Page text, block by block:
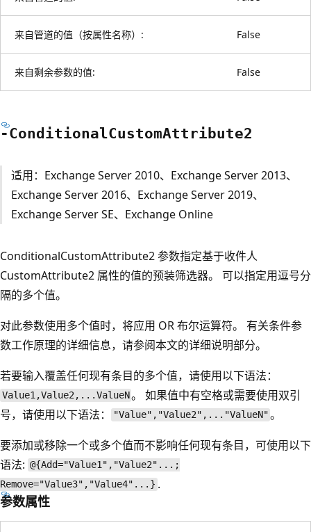
来自管道的值（按属性名称）: False
来自剩余参数的值: False
-ConditionalCustomAttribute2
适用：Exchange Server 2010、Exchange Server 2013、
Exchange Server 2016、Exchange Server 2019、
Exchange Server SE、Exchange Online
ConditionalCustomAttribute2 参数指定基于收件人
CustomAttribute2 属性的值的预装筛选器。 可以指定用逗号分
隔的多个值。
对此参数使用多个值时，将应用 OR 布尔运算符。 有关条件参
数工作原理的详细信息，请参阅本文的详细说明部分。
若要输入覆盖任何现有条目的多个值，请使用以下语法：
Value1,Value2,...ValueN。 如果值中有空格或需要使用双引
号，请使用以下语法：
"Value","Value2",..."ValueN" 。
要添加或移除一个或多个值而不影响任何现有条目，可使用以下
语法: @{Add="Value1","Value2"...;
Remove="Value3","Value4"...} .
参数属性